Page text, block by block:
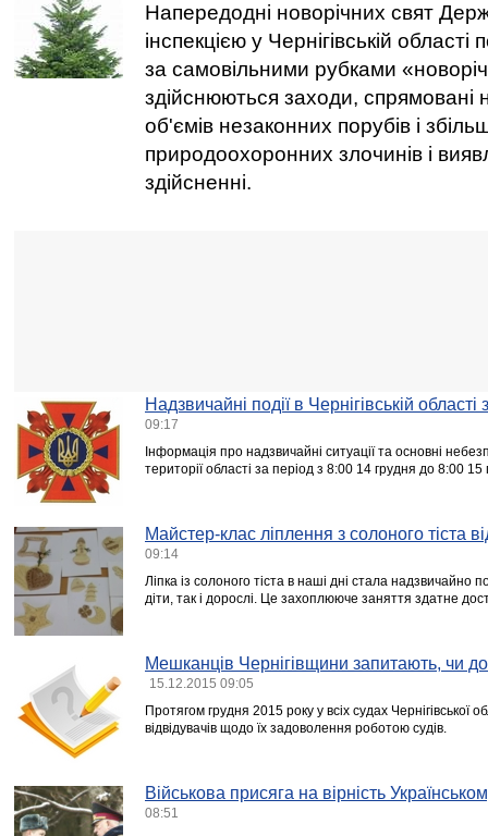
Напередодні новорічних свят
інспекцією у Чернігівській
за самовільними рубками
здійснюються заходи,
об'ємів незаконних порубів і
природоохоронних злочинів і
здійсненні.
Надзвичайні події в Чернігівській
09:17
Інформація про надзвичайні ситуації та основні
території області за період з 8:00 14 грудня до 8:00 15
Майстер-клас ліплення з солоного тіста
09:14
Ліпка із солоного тіста в наші дні стала
діти, так і дорослі. Це захоплююче заняття здатне
Мешканців Чернігівщини запитають, чи
15.12.2015 09:05
Протягом грудня 2015 року у всіх судах Чернігівської
відвідувачів щодо їх задоволення роботою судів.
Військова присяга на вірність
08:51